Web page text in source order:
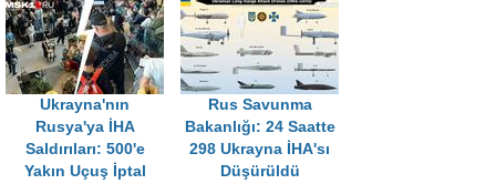
Ukrayna'nın
Rusya'ya İHA
Saldırıları: 500'e
Yakın Uçuş İptal
Rus Savunma
Bakanlığı: 24 Saatte
298 Ukrayna İHA'sı
Düşürüldü